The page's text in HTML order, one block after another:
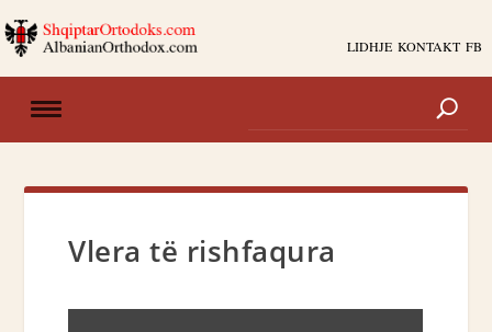
LIDHJE KONTAKT FB
Vlera të rishfaqura